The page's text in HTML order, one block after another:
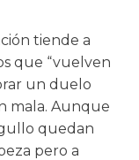
tiende a
que “vuelven
un duelo
mala. Aunque
quedan
pero a